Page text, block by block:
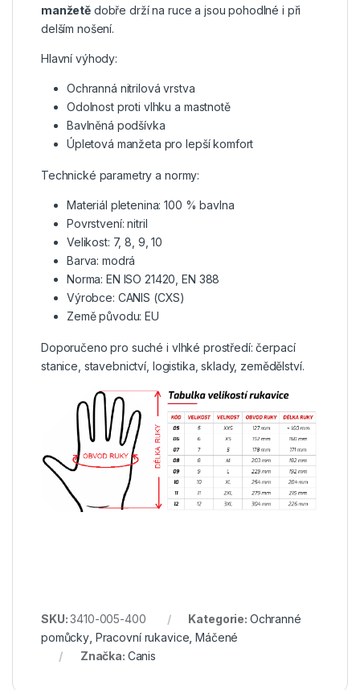
manžetě dobře drží na ruce a jsou pohodlné i při
delším nošení.
Hlavní výhody:
Ochranná nitrilová vrstva
Odolnost proti vlhku a mastnotě
Bavlněná podšívka
Úpletová manžeta pro lepší komfort
Technické parametry a normy:
Materiál pletenina: 100 % bavlna
Povrstvení: nitril
Velikost: 7, 8, 9, 10
Barva: modrá
Norma: EN ISO 21420, EN 388
Výrobce: CANIS (CXS)
Země původu: EU
Doporučeno pro suché i vlhké prostředí: čerpací
stanice, stavebnictví, logistika, sklady, zemědělství.
SKU:3410-005-400 Kategorie: Ochranné
pomůcky Pracovní rukavice ,Máčené
Značka: Canis